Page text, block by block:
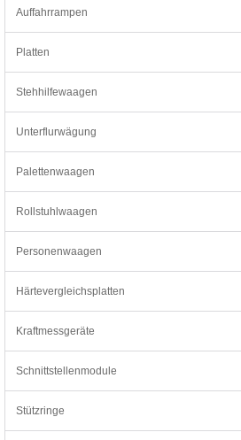
Auffahrrampen
Platten
Stehhilfewaagen
Unterflurwägung
Palettenwaagen
Rollstuhlwaagen
Personenwaagen
Härtevergleichsplatten
Kraftmessgeräte
Schnittstellenmodule
Stützringe